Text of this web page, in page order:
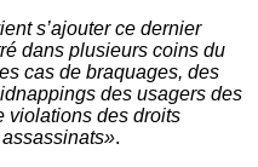
s’ajouter ce dernier
dans plusieurs coins du
cas de braquages, des
des usagers des
violations des droits
.